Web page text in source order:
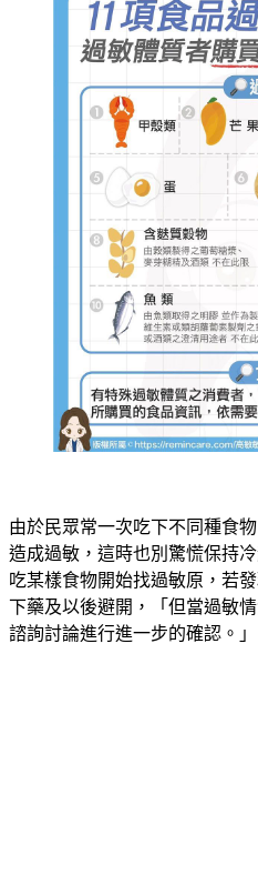
由於民眾常一次吃下不同種食
造成過敏，這時也別驚慌保持
吃某樣食物開始找過敏原，若
下藥及以後避開，「但當過敏
諮詢討論進行進一步的確認。」